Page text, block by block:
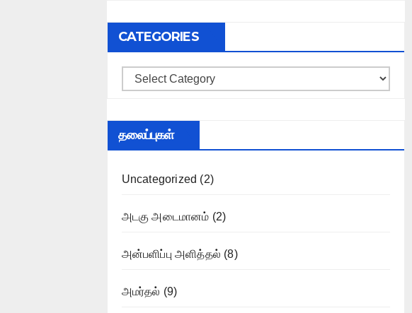
CATEGORIES
Categories
தலைப்புகள்
Uncategorized (2)
அடகு அடைமானம் (2)
அன்பளிப்பு அளித்தல் (8)
அமர்தல் (9)